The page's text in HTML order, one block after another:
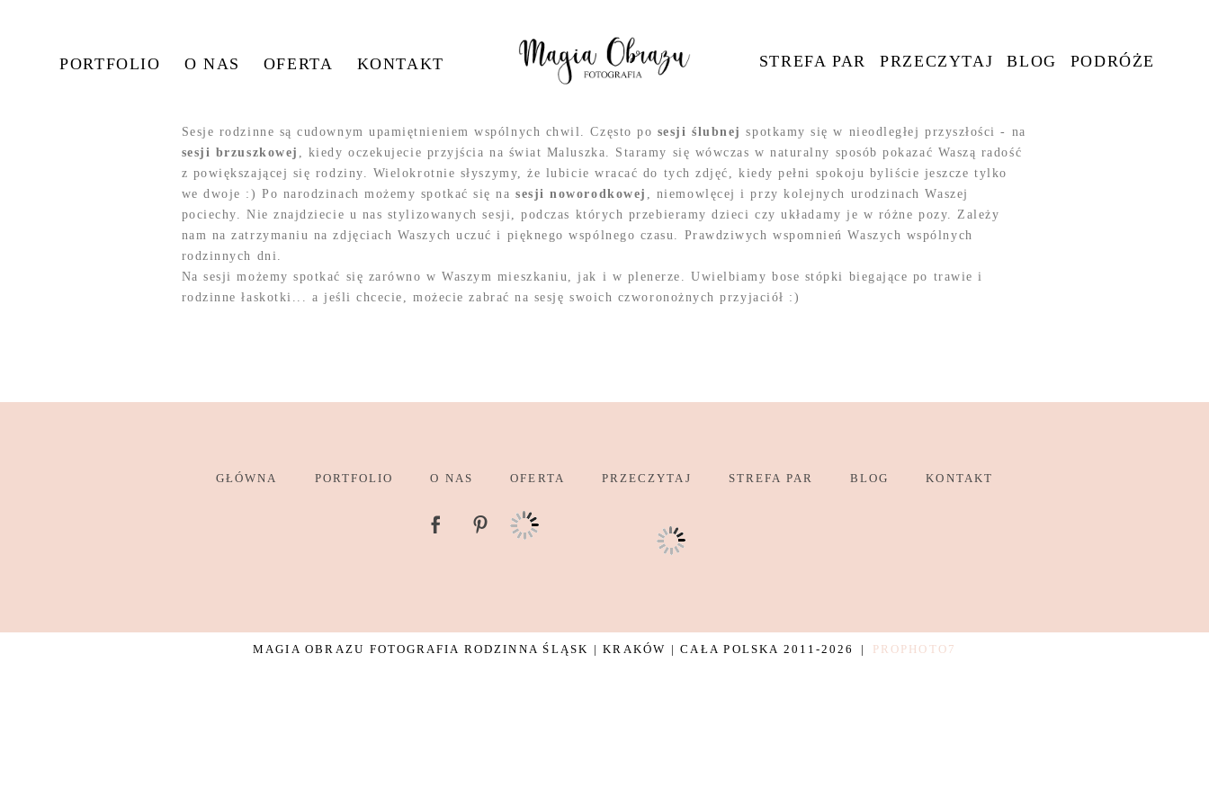
PORTFOLIO O NAS OFERTA KONTAKT STREFA PAR PRZECZYTAJ BLOG PODRÓŻE
Sesje rodzinne są cudownym upamiętnieniem wspólnych chwil. Często po sesji ślubnej spotkamy się w nieodległej przyszłości - na
sesji brzuszkowej , kiedy oczekujecie przyjścia na świat Maluszka. Staramy się wówczas w naturalny sposób pokazać Waszą radość
z powiększającej się rodziny. Wielokrotnie słyszymy, że lubicie wracać do tych zdjęć, kiedy pełni spokoju byliście jeszcze tylko
we dwoje :) Po narodzinach możemy spotkać się nasesji noworodkowej , niemowlęcej i przy kolejnych urodzinach Waszej
pociechy. Nie znajdziecie u nas stylizowanych sesji, podczas których przebieramy dzieci czy układamy je w różne pozy. Zależy
nam na zatrzymaniu na zdjęciach Waszych uczuć i pięknego wspólnego czasu. Prawdziwych wspomnień Waszych wspólnych
rodzinnych dni.
Na sesji możemy spotkać się zarówno w Waszym mieszkaniu, jak i w plenerze. Uwielbiamy bose stópki biegające po trawie i
rodzinne łaskotki... a jeśli chcecie, możecie zabrać na sesję swoich czworonożnych przyjaciół :)
GŁÓWNA PORTFOLIO O NAS OFERTA PRZECZYTAJ STREFA PAR BLOG KONTAKT
MAGIA OBRAZU FOTOGRAFIA RODZINNA ŚLĄSK | KRAKÓW | CAŁA POLSKA 2011-2026 | PROPHOTO7